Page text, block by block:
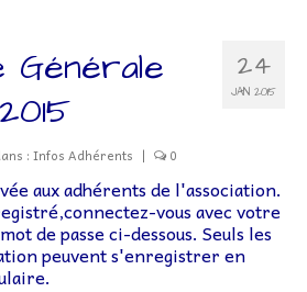
24
JAN 2015
Générale
: Infos Adhérents | 0
aux adhérents de l'association.
vous avec votre
de passe ci-dessous. Seuls les
peuvent s'enregistrer en